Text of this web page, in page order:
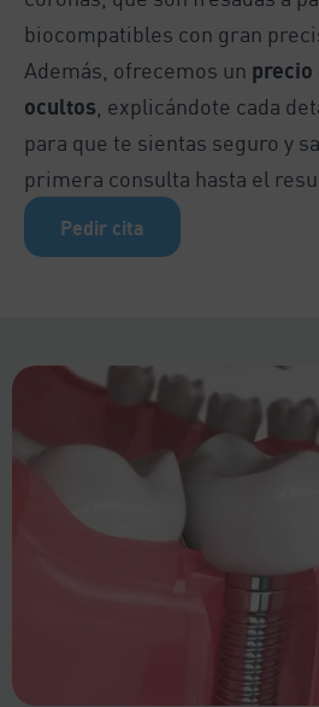
biocompatibles con gran
Además, ofrecemos un precio
ocultos , explicándote cada
para que te sientas seguro y
primera consulta hasta el
Pedir cita